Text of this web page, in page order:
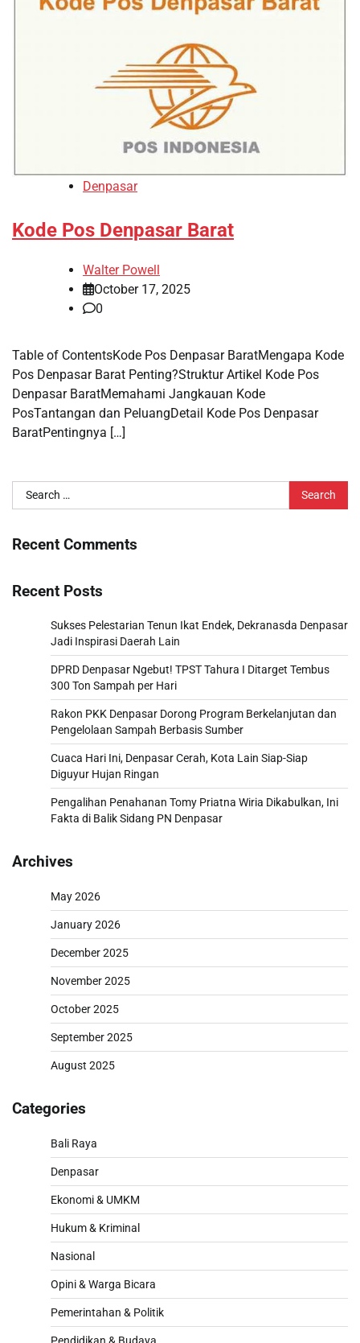
Denpasar
Kode Pos Denpasar Barat
Walter Powell
October 17, 2025
0
Table of ContentsKode Pos Denpasar BaratMengapa Kode
Pos Denpasar Barat Penting?Struktur Artikel Kode Pos
Denpasar BaratMemahami Jangkauan Kode
PosTantangan dan PeluangDetail Kode Pos Denpasar
BaratPentingnya […]
Search
for:
Recent Comments
Recent Posts
Sukses Pelestarian Tenun Ikat Endek, Dekranasda Denpasar
Jadi Inspirasi Daerah Lain
DPRD Denpasar Ngebut! TPST Tahura I Ditarget Tembus
300 Ton Sampah per Hari
Rakon PKK Denpasar Dorong Program Berkelanjutan dan
Pengelolaan Sampah Berbasis Sumber
Cuaca Hari Ini, Denpasar Cerah, Kota Lain Siap-Siap
Diguyur Hujan Ringan
Pengalihan Penahanan Tomy Priatna Wiria Dikabulkan, Ini
Fakta di Balik Sidang PN Denpasar
Archives
May 2026
January 2026
December 2025
November 2025
October 2025
September 2025
August 2025
Categories
Bali Raya
Denpasar
Ekonomi & UMKM
Hukum & Kriminal
Nasional
Opini & Warga Bicara
Pemerintahan & Politik